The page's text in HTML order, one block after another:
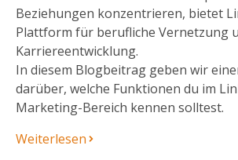
Beziehungen konzentrieren, bietet
Plattform für berufliche Vernetzung
Karriereentwicklung.
In diesem Blogbeitrag geben wir
darüber, welche Funktionen du im
Marketing-Bereich kennen solltest.
Weiterlesen